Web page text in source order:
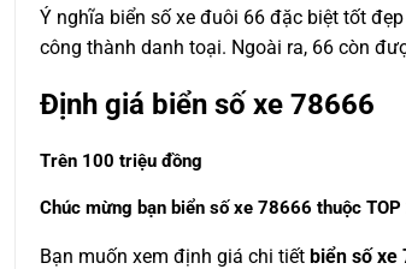
Ý nghĩa biển số xe đuôi 66 đặc biệt tốt
công thành danh toại. Ngoài ra, 66 còn
Định giá biển số xe 78666
Trên 100 triệu đồng
Chúc mừng bạn biển số xe 78666 thuộc TOP
Bạn muốn xem định giá chi tiết biển số xe